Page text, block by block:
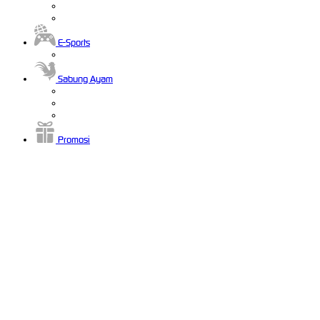
E-Sports
Sabung Ayam
Promosi